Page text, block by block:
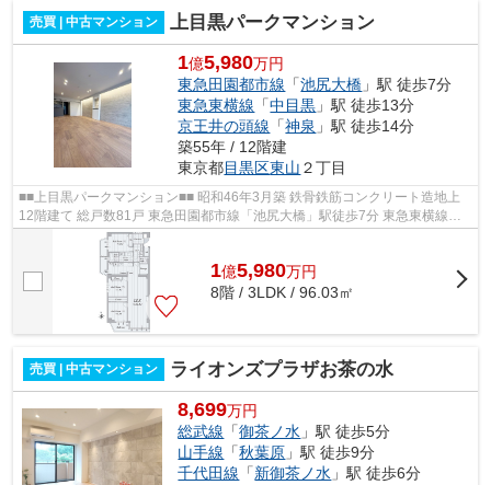
売買 | 中古マンション 上目黒パークマンション
1億5,980万円
東急田園都市線 「池尻大橋 」駅 徒歩7分
東急東横線 「中目黒 」駅 徒歩13分
京王井の頭線 「神泉 」駅 徒歩14分
築55年 / 12階建
東京都目黒区東山 ２丁目
■■上目黒パークマンション■■ 昭和46年3月築 鉄骨鉄筋コンクリート造地上
12階建て 総戸数81戸 東急田園都市線「池尻大橋」駅徒歩7分 東急東横線
「中目黒」駅徒歩13分 オートロック ...
1億5,980万円
8階 / 3LDK / 96.03㎡
売買 | 中古マンション ライオンズプラザお茶の水
8,699万円
総武線 「御茶ノ水 」駅 徒歩5分
山手線 「秋葉原 」駅 徒歩9分
千代田線 「新御茶ノ水 」駅 徒歩6分